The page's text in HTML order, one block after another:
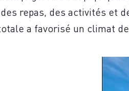
repas, des activités et
a favorisé un climat de